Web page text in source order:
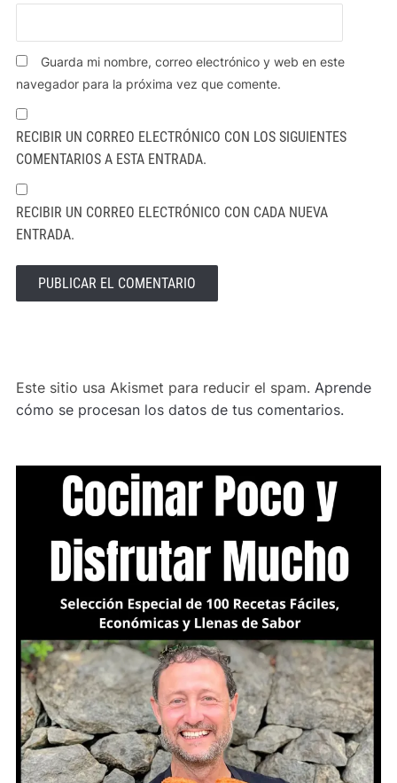
Guarda mi nombre, correo electrónico y web en este
navegador para la próxima vez que comente.
RECIBIR UN CORREO ELECTRÓNICO CON LOS SIGUIENTES
COMENTARIOS A ESTA ENTRADA.
RECIBIR UN CORREO ELECTRÓNICO CON CADA NUEVA
ENTRADA.
Este sitio usa Akismet para reducir el spam. Aprende
cómo se procesan los datos de tus comentarios.